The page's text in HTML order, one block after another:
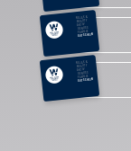
RELAX &
BEAUTY
AKTIV
GENUSS
FAMILIE
GUTSCHEIN
RELAX &
BEAUTY
AKTIV
GENUSS
FAMILIE
GUTSCHEIN